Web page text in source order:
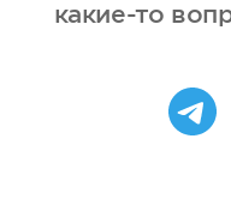
какие-то